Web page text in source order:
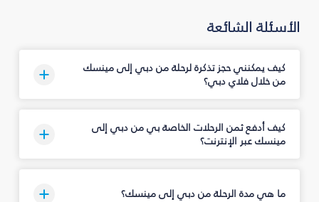
الأسئلة الشائعة
كيف يمكنني حجز تذكرة لرحلة من دبي إلى مينسك
من خلال فلاي دبي؟
كيف أدفع ثمن الرحلات الخاصة بي من دبي إلى
مينسك عبر الإنترنت؟
ما هي مدة الرحلة من دبي إلى مينسك؟